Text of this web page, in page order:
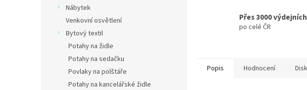
Nábytek
Venkovní osvětlení
Bytový textil
Potahy na židle
Potahy na sedačku
Povlaky na polštáře
Potahy na kancelářské židle
Přes 3000
po celé ČR
Popis Hodnocení